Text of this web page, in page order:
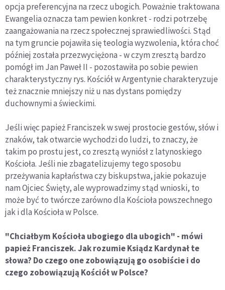
opcja preferencyjna na rzecz ubogich. Poważnie traktowana
Ewangelia oznacza tam pewien konkret - rodzi potrzebę
zaangażowania na rzecz społecznej sprawiedliwości. Stąd
na tym gruncie pojawiła się teologia wyzwolenia, która choć
później została przezwyciężona - w czym zresztą bardzo
pomógł im Jan Paweł II - pozostawiła po sobie pewien
charakterystyczny rys. Kościół w Argentynie charakteryzuje
też znacznie mniejszy niż u nas dystans pomiędzy
duchownymi a świeckimi.
Jeśli więc papież Franciszek w swej prostocie gestów, słów i
znaków, tak otwarcie wychodzi do ludzi, to znaczy, że
takim po prostu jest, co zresztą wyniósł z latynoskiego
Kościoła. Jeśli nie zbagatelizujemy tego sposobu
przeżywania kapłaństwa czy biskupstwa, jakie pokazuje
nam Ojciec Święty, ale wyprowadzimy stąd wnioski, to
może być to twórcze zarówno dla Kościoła powszechnego
jak i dla Kościoła w Polsce.
"Chciałbym Kościoła ubogiego dla ubogich" - mówi
papież Franciszek. Jak rozumie Ksiądz Kardynał te
słowa? Do czego one zobowiązują go osobiście i do
czego zobowiązują Kościół w Polsce?